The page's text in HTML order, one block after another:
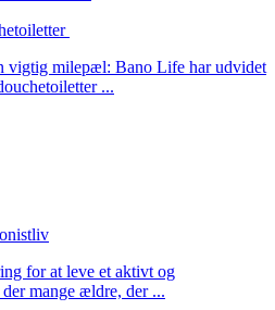
vigtig milepæl: Bano Life har udvidet
...
for at leve et aktivt og
mange ældre, der ...